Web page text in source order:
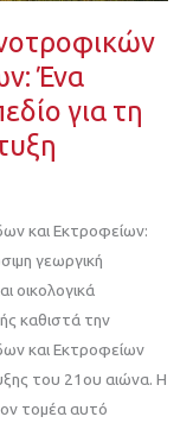
Ένα
για τη
και Εκτροφείων:
γεωργική
οικολογικά
καθιστά την
και Εκτροφείων
του 21ου αιώνα. Η
τομέα αυτό